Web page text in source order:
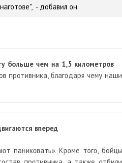
- добавил он.
больше чем на 1,5 километров
противника, благодаря чему наши
вперед
паниковать». Кроме того, бойцы